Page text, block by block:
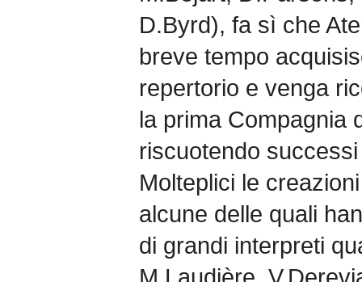
D.Byrd), fa sì che
breve tempo
repertorio e venga
la prima Compagnia
riscuotendo
Molteplici le
alcune delle quali
di grandi interpreti